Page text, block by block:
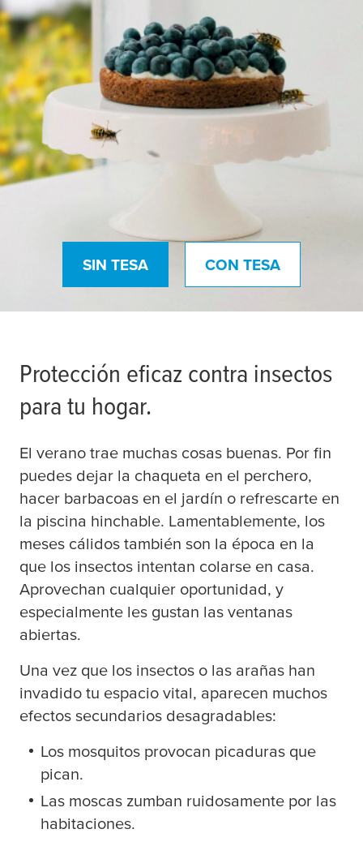
SIN TESA CON TESA
Protección eficaz contra insectos
para tu hogar.
El verano trae muchas cosas buenas. Por fin
puedes dejar la chaqueta en el perchero,
hacer barbacoas en el jardín o refrescarte en
la piscina hinchable. Lamentablemente, los
meses cálidos también son la época en la
que los insectos intentan colarse en casa.
Aprovechan cualquier oportunidad, y
especialmente les gustan las ventanas
abiertas.
Una vez que los insectos o las arañas han
invadido tu espacio vital, aparecen muchos
efectos secundarios desagradables:
Los mosquitos provocan picaduras que
pican.
Las moscas zumban ruidosamente por las
habitaciones.